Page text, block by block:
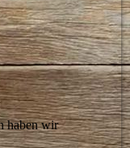
haben wir